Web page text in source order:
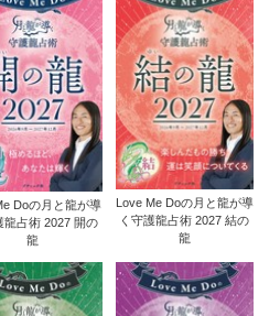
Doの月と龍が導
龍占術 2027 開の
龍
Love Me Doの月と龍が導
く守護龍占術 2027 結の
龍